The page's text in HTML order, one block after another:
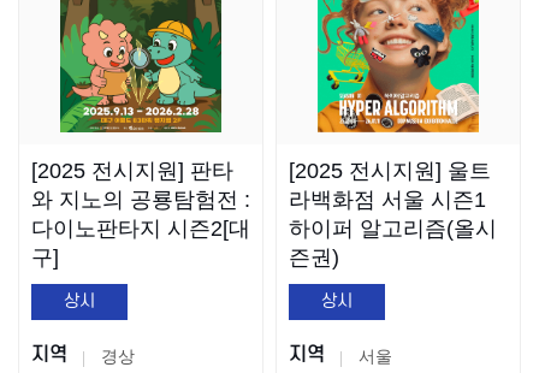
[2025 전시지원] 판타
와 지노의 공룡탐험전 :
다이노판타지 시즌2[대
구]
상시
지역 경상
[2025 전시지원] 울트
라백화점 서울 시즌1
하이퍼 알고리즘(올시
즌권)
상시
지역 서울